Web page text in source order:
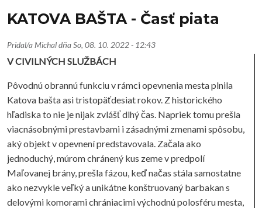
KATOVA BAŠTA - Časť piata
Pridal/a MichaldňaSo, 08. 10. 2022 - 12:43
V CIVILNÝCH SLUŽBÁCH
Pôvodnú obrannú funkciu v rámci opevnenia mesta plnila
Katova bašta asi tristopäťdesiat rokov. Z historického
hľadiska to nie je nijak zvlášť dlhý čas. Napriek tomu prešla
viacnásobnými prestavbami i zásadnými zmenami spôsobu,
aký objekt v opevnení predstavovala. Začala ako
jednoduchý, múrom chránený kus zeme v predpolí
Maľovanej brány, prešla fázou, keď načas stála samostatne
ako nezvykle veľký a unikátne konštruovaný barbakan s
delovými komorami chrániacimi východnú polosféru mesta,